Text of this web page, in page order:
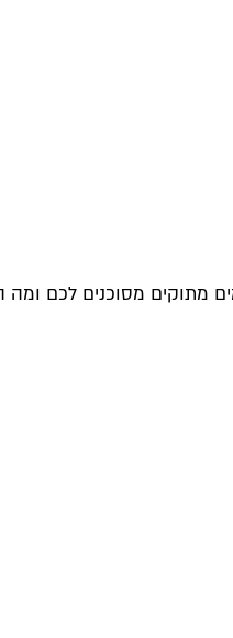
מתוקים מסוכנים לכם ומה